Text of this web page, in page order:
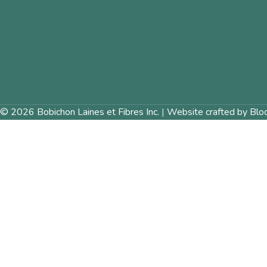
© 2026 Bobichon Laines et Fibres Inc. | Website crafted by